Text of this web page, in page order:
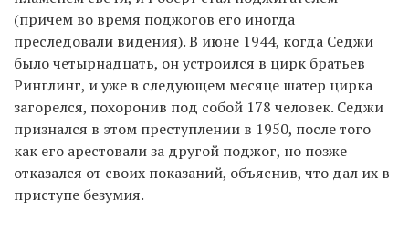
(причем во время поджогов его иногда
преследовали видения). В июне 1944, когда Седжи
было четырнадцать, он устроился в цирк братьев
Ринглинг, и уже в следующем месяце шатер цирка
загорелся, похоронив под собой 178 человек. Седжи
признался в этом преступлении в 1950, после того
как его арестовали за другой поджог, но позже
отказался от своих показаний, объяснив, что дал их в
приступе безумия.